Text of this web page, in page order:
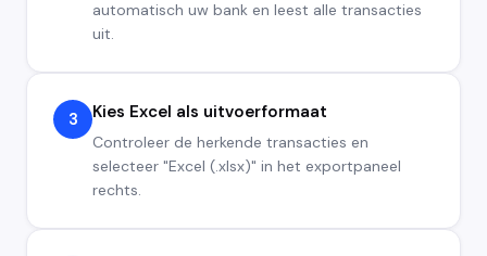
automatisch uw bank en leest alle transacties
uit.
3 Kies Excel als uitvoerformaat
Controleer de herkende transacties en
selecteer "Excel (.xlsx)" in het exportpaneel
rechts.